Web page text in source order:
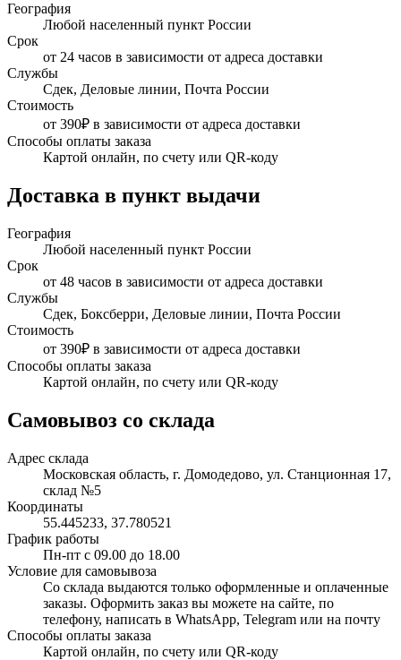
География
Любой населенный пункт России
Срок
от 24 часов в зависимости от адреса доставки
Службы
Сдек, Деловые линии, Почта России
Стоимость
от 390₽ в зависимости от адреса доставки
Способы оплаты заказа
Картой онлайн, по счету или QR-коду
Доставка в пункт выдачи
География
Любой населенный пункт России
Срок
от 48 часов в зависимости от адреса доставки
Службы
Сдек, Боксберри, Деловые линии, Почта России
Стоимость
от 390₽ в зависимости от адреса доставки
Способы оплаты заказа
Картой онлайн, по счету или QR-коду
Самовывоз со склада
Адрес склада
Московская область, г. Домодедово, ул. Станционная 17,
склад №5
Координаты
55.445233, 37.780521
График работы
Пн-пт с 09.00 до 18.00
Условие для самовывоза
Со склада выдаются только оформленные и оплаченные
заказы. Оформить заказ вы можете на сайте, по
телефону, написать в WhatsApp, Telegram или на почту
Способы оплаты заказа
Картой онлайн, по счету или QR-коду